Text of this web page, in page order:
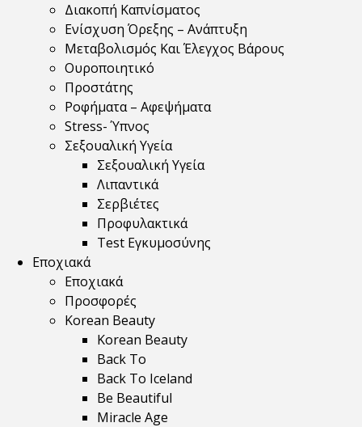
Διακοπή Καπνίσματος
Ενίσχυση Όρεξης – Ανάπτυξη
Μεταβολισμός Και Έλεγχος Βάρους
Ουροποιητικό
Προστάτης
Ροφήματα – Αφεψήματα
Stress- Ύπνος
Σεξουαλική Υγεία
Σεξουαλική Υγεία
Λιπαντικά
Σερβιέτες
Προφυλακτικά
Test Εγκυμοσύνης
Εποχιακά
Εποχιακά
Προσφορές
Korean Beauty
Korean Beauty
Back To
Back To Iceland
Be Beautiful
Miracle Age